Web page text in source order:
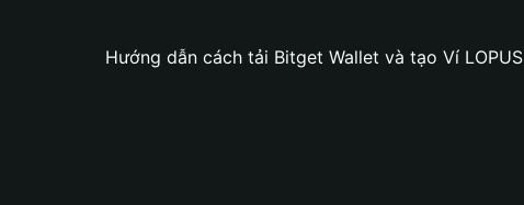
Hướng dẫn cách tải Bitget Wallet và tạo Ví LOPUS